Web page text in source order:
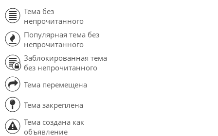
Тема без
непрочитанного
Популярная тема без
непрочитанного
Заблокированная тема
без непрочитанного
Тема перемещена
Тема закреплена
Тема создана как
объявление